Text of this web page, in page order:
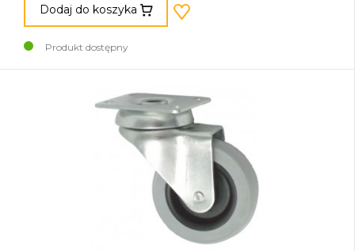
Dodaj do koszyka
Produkt dostępny